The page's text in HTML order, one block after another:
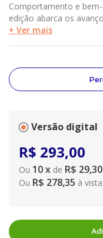
Comportamento e
edição abarca os
assunto, sendo uma
cuidado dos animais.
+ Ver mais
Versão digital
R$ 293,00
Ou 10x de R$ 29,30
Ou R$ 278,35 à